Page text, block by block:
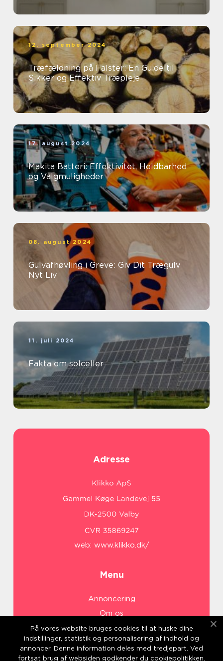
12. september 2024
Træfældning på Falster: En Guide til
Sikker og Effektiv Træpleje
17. august 2024
Makita Batteri: Effektivitet, Holdbarhed
og Valgmuligheder
08. august 2024
Gulvafhøvling i Greve: Giv Dit Trægulv
Nyt Liv
11. juli 2024
Fakta om solceller
Adresse
web: www.klikko.dk/
Menu
Annoncering
Om os
Cookies
Kontakt os
Sitemap
På vores website bruges cookies til at huske dine
indstillinger, statistik og personalisering af indhold og
annoncer. Denne information deles med tredjepart. Ved
fortsat brug af websiden godkender du cookiepolitikken.